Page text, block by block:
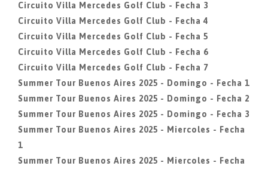
Circuito Villa Mercedes Golf Club - Fecha 3
Circuito Villa Mercedes Golf Club - Fecha 4
Circuito Villa Mercedes Golf Club - Fecha 5
Circuito Villa Mercedes Golf Club - Fecha 6
Circuito Villa Mercedes Golf Club - Fecha 7
Summer Tour Buenos Aires 2025 - Domingo - Fecha 1
Summer Tour Buenos Aires 2025 - Domingo - Fecha 2
Summer Tour Buenos Aires 2025 - Domingo - Fecha 3
Summer Tour Buenos Aires 2025 - Miercoles - Fecha
1
Summer Tour Buenos Aires 2025 - Miercoles - Fecha